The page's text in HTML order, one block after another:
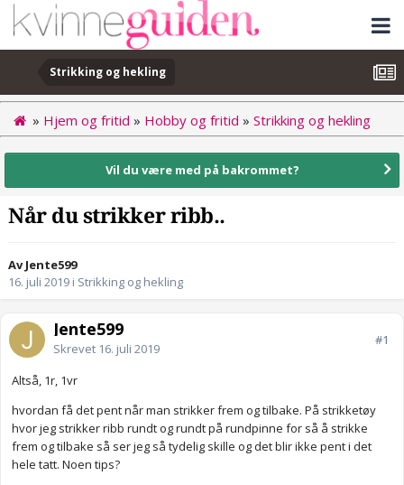
Strikking og hekling
» Hjem og fritid » Hobby og fritid » Strikking og hekling
Vil du være med på bakrommet?
Når du strikker ribb..
Av Jente599
16. juli 2019 i Strikking og hekling
Jente599
Skrevet 16. juli 2019
#1
Altså, 1r, 1vr
hvordan få det pent når man strikker frem og tilbake. På strikketøy
hvor jeg strikker ribb rundt og rundt på rundpinne for så å strikke
frem og tilbake så ser jeg så tydelig skille og det blir ikke pent i det
hele tatt. Noen tips?